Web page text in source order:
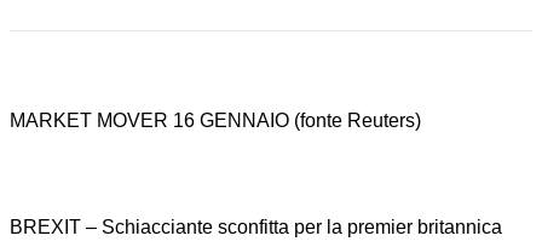
MARKET MOVER 16 GENNAIO (fonte Reuters)
BREXIT – Schiacciante sconfitta per la premier britannica